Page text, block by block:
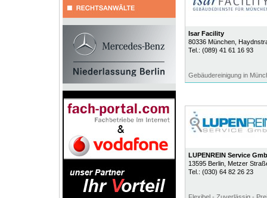
Isar Facility
80336 München,
Tel.: (089) 41 61 16 93
Gebäudereinigung in
LUPENREIN Service
13595 Berlin, Metzer
Tel.: (030) 64 82 26 23